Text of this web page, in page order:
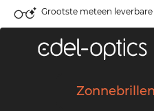
Grootste meteen
Zonnebrillen